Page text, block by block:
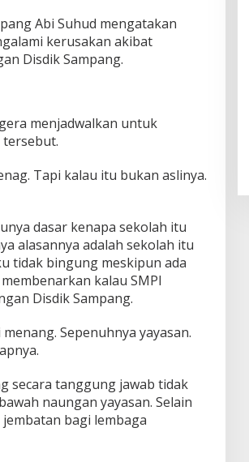
Abi Suhud mengatakan
kerusakan akibat
Disdik Sampang.
menjadwalkan untuk
Tapi kalau itu bukan aslinya.
dasar kenapa sekolah itu
alasannya adalah sekolah itu
tidak bingung meskipun ada
kalau SMPI
Disdik Sampang.
Sepenuhnya yayasan.
secara tanggung jawab tidak
naungan yayasan. Selain
bagi lembaga